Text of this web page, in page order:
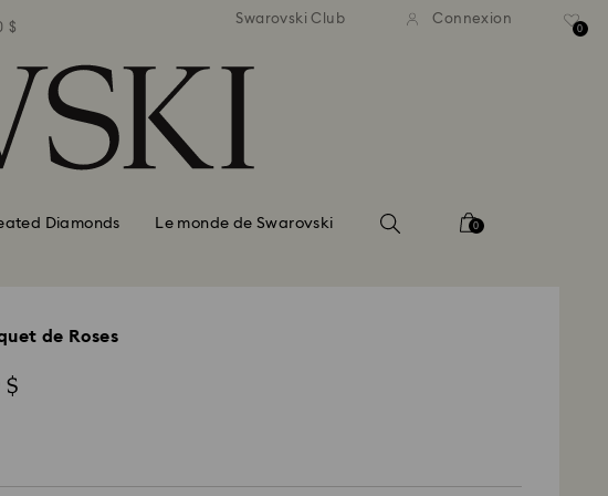
$
Livraison standard gratuite
pour une commande supérieure à 150 $
Livraison standard
pour une commande
Swarovski Club Connexion
0
Diamonds Le monde de Swarovski 0
de Roses
$